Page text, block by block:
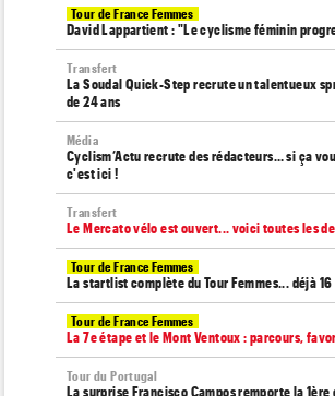
Tour de France Femmes
David Lappartient : "Le cyclisme féminin
Transfert
La Soudal Quick-Step recrute un talentueux
de 24 ans
Média
Cyclism’Actu recrute des rédacteurs… si ça
c'est ici !
Transfert
Le Mercato vélo est ouvert... voici toutes les
Tour de France Femmes
La startlist complète du Tour Femmes... déjà 16
Tour de France Femmes
La 7e étape et le Mont Ventoux : parcours,
Tour du Portugal
La surprise Francisco Campos remporte la 1ère